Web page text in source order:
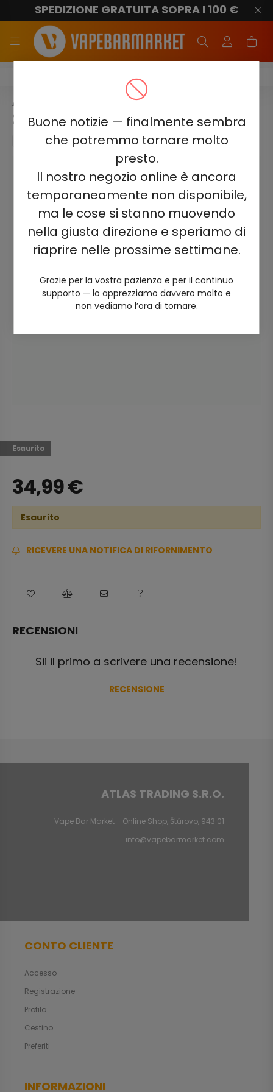
Buone notizie — finalmente sembra
che potremmo tornare molto
presto.
Il nostro negozio online è ancora
temporaneamente non disponibile,
ma le cose si stanno muovendo
nella giusta direzione e speriamo di
riaprire nelle prossime settimane.
Grazie per la vostra pazienza e per il continuo
supporto — lo apprezziamo davvero molto e
non vediamo l’ora di tornare.
SPEDIZIONE GRATUITA SOPRA I 100 €
Adalya Levo 30K
ADALYA LEVO 30K - VERY BERRY
2%
Esaurito
34,99€
Esaurito
RICEVERE UNA NOTIFICA DI RIFORNIMENTO
RECENSIONI
Sii il primo a scrivere una recensione!
RECENSIONE
ATLAS TRADING S.R.O.
Vape Bar Market - Online Shop, Štúrovo, 943 01
info@vapebarmarket.com
CONTO CLIENTE
Accesso
Registrazione
Profilo
Cestino
Preferiti
INFORMAZIONI